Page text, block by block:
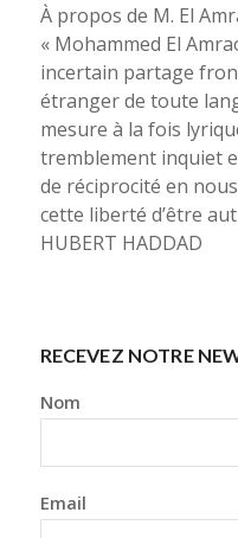
À propos de M. El
« Mohammed El
incertain partage
étranger de toute
mesure à la fois
tremblement inquiet
de réciprocité en
cette liberté d’être
HUBERT HADDAD
RECEVEZ NOTRE
Nom
Email